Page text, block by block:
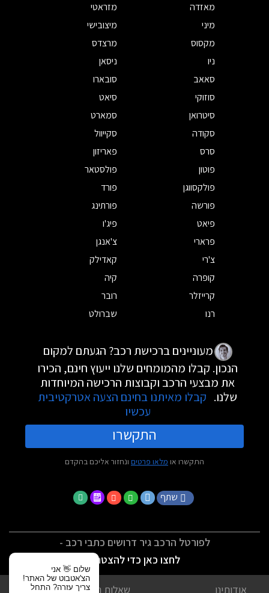
מאזדה
מזראטי
מיני
מיצובישי
מקסוס
מרצדס
ניו
ניסאן
סאאב
סובארו
סוזוקי
סיאט
סיטרואן
סמארט
סקודה
סקייוול
סרס
פאריזון
פוטון
פולסטאר
פולקסווגן
פורד
פורשה
פורתינג
פיאט
פיג'ו
פרארי
צ'אנגן
צ'רי
קאדילק
קופרה
קיה
קרייזלר
רובר
רנו
שברולט
מעוניינים ברכישת רכב? הגעתם למקום
הנכון. קבלו מהמומחים שלנו ייעוץ חינם, הכירו
את מבצעי הרכב וקבוצות הרכישה המיוחדות
שלנו. קבלו מאיתנו בחינם הצעה אטרקטיבית
עכשיו
התקשרו
התקשרו או מלאו פרטים ונחזור אליכם בהקדם
שתף
לפורטל הרכב גיר דרושים כתבי רכב -
לחצו כאן כדי להצטרף
אודותינו שאלות נפוצות
שלום 👋 אני
הצ'אטבוט של האתר!
צריך עזרה? התחל